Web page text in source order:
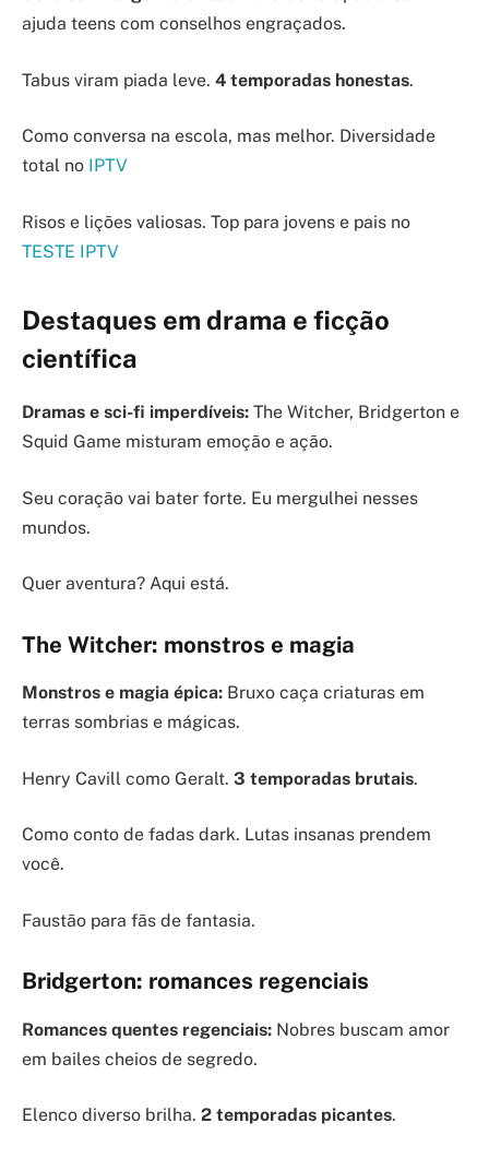
ajuda teens com conselhos engraçados.
Tabus viram piada leve. 4 temporadas honestas.
Como conversa na escola, mas melhor. Diversidade
total no IPTV
Risos e lições valiosas. Top para jovens e pais no
TESTE IPTV
Destaques em drama e ficção
científica
Dramas e sci-fi imperdíveis: The Witcher, Bridgerton e
Squid Game misturam emoção e ação.
Seu coração vai bater forte. Eu mergulhei nesses
mundos.
Quer aventura? Aqui está.
The Witcher: monstros e magia
Monstros e magia épica: Bruxo caça criaturas em
terras sombrias e mágicas.
Henry Cavill como Geralt. 3 temporadas brutais.
Como conto de fadas dark. Lutas insanas prendem
você.
Faustão para fãs de fantasia.
Bridgerton: romances regenciais
Romances quentes regenciais: Nobres buscam amor
em bailes cheios de segredo.
Elenco diverso brilha. 2 temporadas picantes.